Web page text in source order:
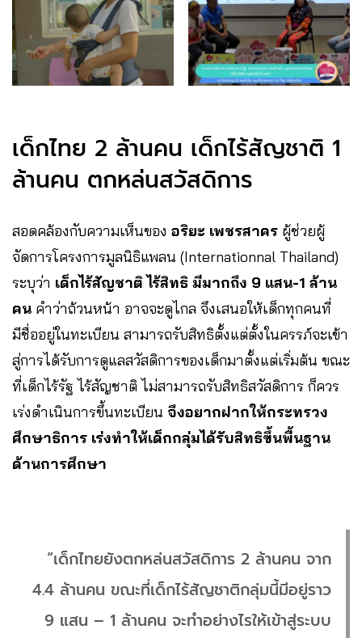
เด็กไทย 2 ล้านคน เด็กไร้สัญชาติ 1
ล้านคน ตกหล่นสวัสดิการ
สอดคล้องกับความเห็นของ อริยะ เพชรสาคร ผู้ช่วยผู้
จัดการโครงการมูลนิธิแพลน (Internationnal Thailand)
ระบุว่า เด็กไร้สัญชาติ ไร้สิทธิ มีมากถึง 9 แสน-1 ล้าน
คน คำว่าถ้วนหน้า อาจจะดูไกล จึงเสนอให้เด็กทุกคนที่
มีชื่ออยู่ในทะเบียน สามารถรับสิทธิตั้งแต่ตั้งในครรภ์จะเข้า
สู่การได้รับการดูแลสวัสดิการของเด็กมาตั้งแต่เริ่มต้น ขณะ
ที่เด็กไร้รัฐ ไร้สัญชาติ ไม่สามารถรับสิทธิสวัสดิการ ก็ควร
เร่งดำเนินการขึ้นทะเบียน จึงอยากฝากให้กระทรวง
ศึกษาธิการ เร่งทำให้เด็กกลุ่มได้รับสิทธิขึ้นพื้นฐาน
ด้านการศึกษา
“เด็กไทยยังตกหล่นสวัสดิการ 2 ล้านคน จาก
4.4 ล้านคน ขณะที่เด็กไร้สัญชาติกลุ่มนี้มีอยู่ราว
9 แสน – 1 ล้านคน จะทำอย่างไรให้เข้าสู่ระบบ